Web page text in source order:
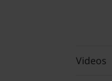
Videos